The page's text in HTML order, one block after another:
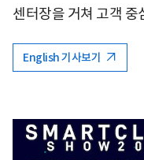
센터장을 거쳐 고객 중
English 기사보기